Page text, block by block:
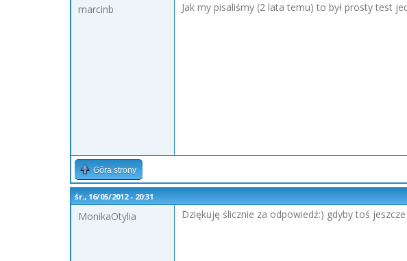
marcinb
Jak my pisaliśmy (2 lata temu) to był prosty test
Góra strony
śr., 16/05/2012 - 20:31
MonikaOtylia
Dziękuję ślicznie za odpowiedź:) gdyby toś